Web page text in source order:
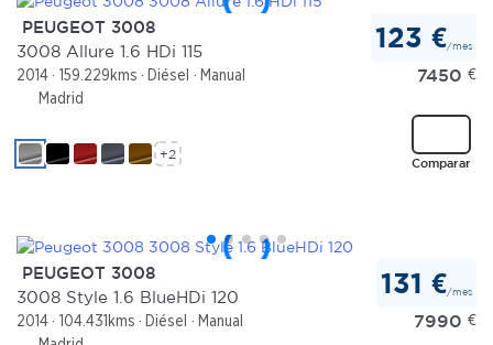
PEUGEOT 3008
3008 Allure 1.6 HDi 115
2014 159.229kms Diésel
Manual
Madrid
123 €/mes
7450 €
Comparar
+2
PEUGEOT 3008
3008 Style 1.6 BlueHDi 120
2014 104.431kms Diésel
Manual
131 €/mes
7990 €